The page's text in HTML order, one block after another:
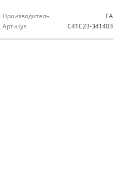
Производитель
Артикул
С41С23-